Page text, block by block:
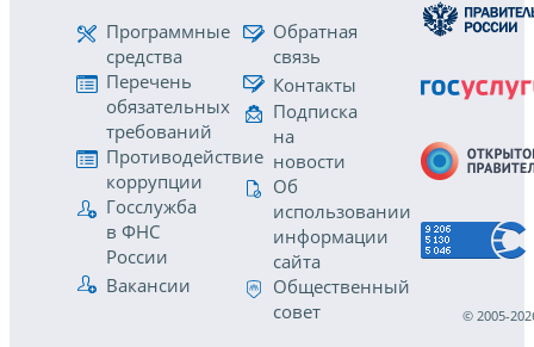
Программные
средства
Перечень
обязательных
требований
Противодействие
коррупции
Госслужба
в ФНС
России
Вакансии
Обратная
связь
Контакты
Подписка
на
новости
Об
использовании
информации
сайта
Общественный
совет
© 2005-